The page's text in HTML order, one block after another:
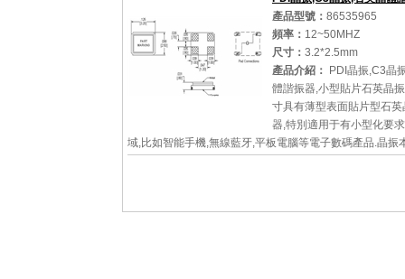
詳細參數 查看大圖
產品型號： 86535965
頻率： 12~50MHZ
尺寸： 3.2*2.5mm
產品介紹：
PDI晶振,C3晶
體諧振器,小型貼片石英晶
寸具有薄型表面貼片型石英
器,特別適用于有小型化要
域,比如智能手機,無線藍牙,平板電腦等電子數碼產品.晶振